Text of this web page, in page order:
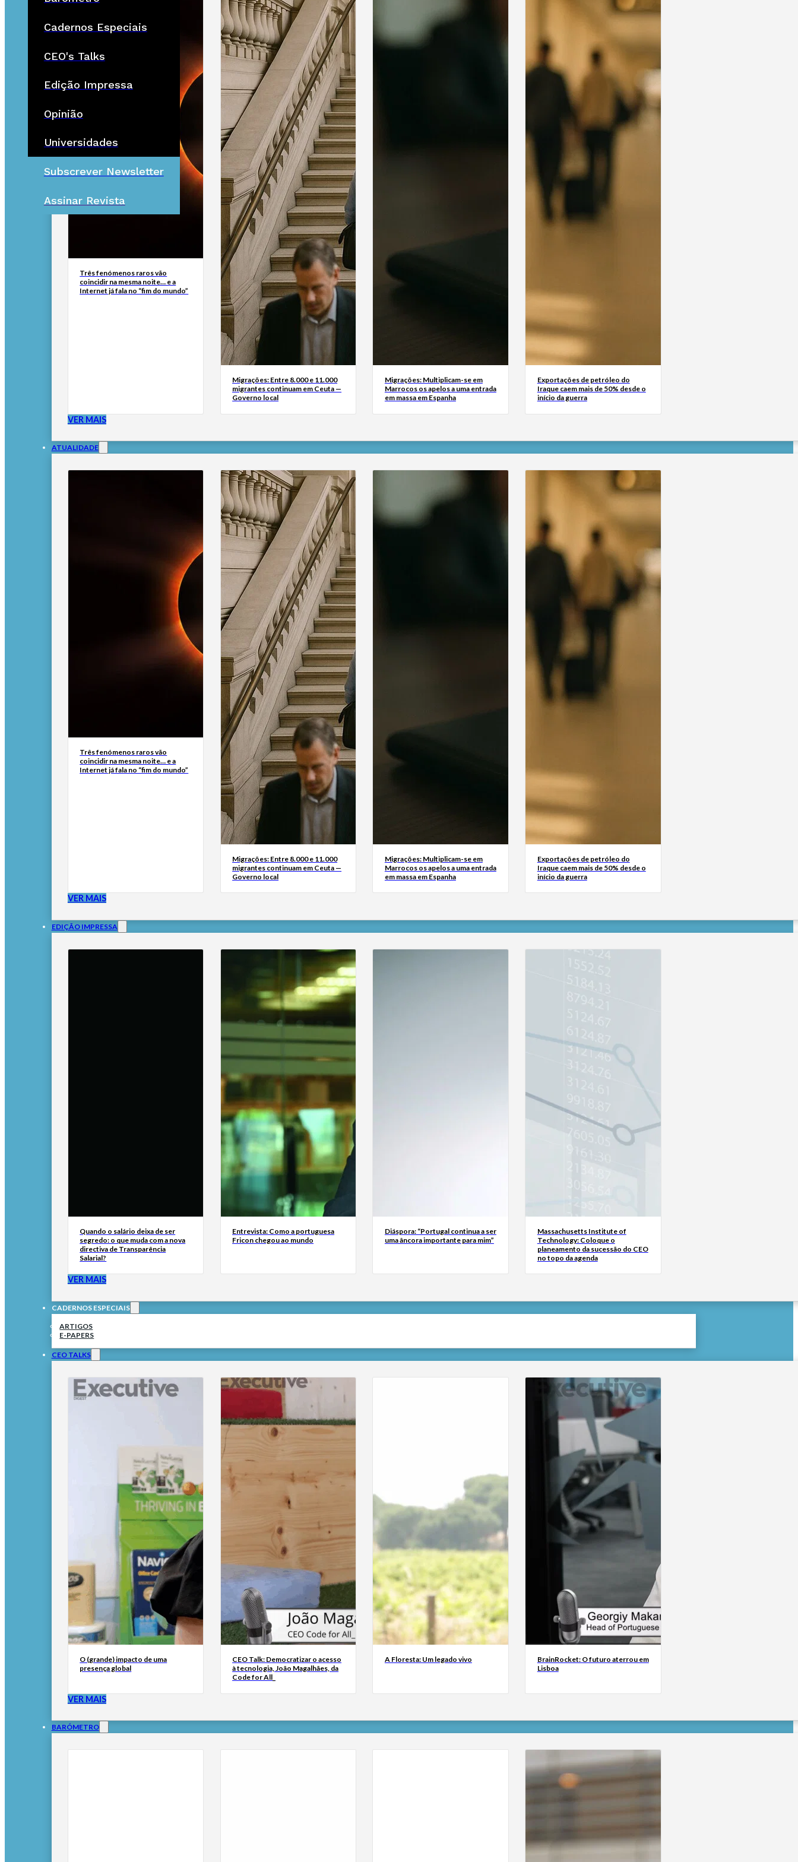
Cadernos Especiais
CEO's Talks
Edição Impressa
Opinião
Universidades
Subscrever Newsletter
Assinar Revista
Três fenómenos raros vão
coincidir na mesma noite… e a
Internet já fala no “fim do mundo”
Migrações: Entre 8.000 e 11.000
migrantes continuam em Ceuta —
Governo local
Migrações: Multiplicam-se em
Marrocos os apelos a uma entrada
em massa em Espanha
Exportações de petróleo do
Iraque caem mais de 50% desde o
início da guerra
VER MAIS
ATUALIDADE
Três fenómenos raros vão
coincidir na mesma noite… e a
Internet já fala no “fim do mundo”
Migrações: Entre 8.000 e 11.000
migrantes continuam em Ceuta —
Governo local
Migrações: Multiplicam-se em
Marrocos os apelos a uma entrada
em massa em Espanha
Exportações de petróleo do
Iraque caem mais de 50% desde o
início da guerra
VER MAIS
EDIÇÃO IMPRESSA
Quando o salário deixa de ser
segredo: o que muda com a nova
directiva de Transparência
Salarial?
Entrevista: Como a portuguesa
Fricon chegou ao mundo
Diáspora: “Portugal continua a ser
uma âncora importante para mim”
Massachusetts Institute of
Technology: Coloque o
planeamento da sucessão do CEO
no topo da agenda
VER MAIS
CADERNOS ESPECIAIS
ARTIGOS
E-PAPERS
CEO TALKS
O (grande) impacto de uma
presença global
CEO Talk: Democratizar o acesso
à tecnologia, João Magalhães, da
Code for All_
A Floresta: Um legado vivo
BrainRocket: O futuro aterrou em
Lisboa
VER MAIS
BARÓMETRO